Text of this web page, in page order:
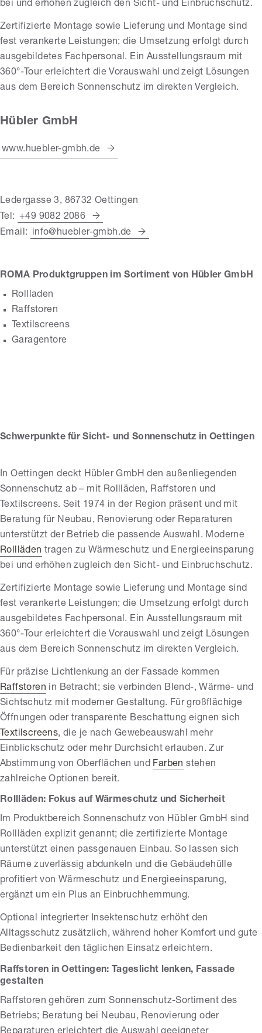
bei und erhöhen zugleich den Sicht- und Einbruchschutz.
Zertifizierte Montage sowie Lieferung und Montage sind
fest verankerte Leistungen; die Umsetzung erfolgt durch
ausgebildetes Fachpersonal. Ein Ausstellungsraum mit
360°-Tour erleichtert die Vorauswahl und zeigt Lösungen
aus dem Bereich Sonnenschutz im direkten Vergleich.
Hübler GmbH
www.huebler-gmbh.de
Ledergasse 3, 86732 Oettingen
Tel: +49 9082 2086
Email:
info@huebler-gmbh.de
ROMA Produktgruppen im Sortiment von Hübler GmbH
Rollladen
Raffstoren
Textilscreens
Garagentore
Schwerpunkte für Sicht- und Sonnenschutz in Oettingen
In Oettingen deckt Hübler GmbH den außenliegenden
Sonnenschutz ab – mit Rollläden, Raffstoren und
Textilscreens. Seit 1974 in der Region präsent und mit
Beratung für Neubau, Renovierung oder Reparaturen
unterstützt der Betrieb die passende Auswahl. Moderne
Rollläden tragen zu Wärmeschutz und Energieeinsparung
bei und erhöhen zugleich den Sicht- und Einbruchschutz.
Zertifizierte Montage sowie Lieferung und Montage sind
fest verankerte Leistungen; die Umsetzung erfolgt durch
ausgebildetes Fachpersonal. Ein Ausstellungsraum mit
360°-Tour erleichtert die Vorauswahl und zeigt Lösungen
aus dem Bereich Sonnenschutz im direkten Vergleich.
Für präzise Lichtlenkung an der Fassade kommen
Raffstoren in Betracht; sie verbinden Blend-, Wärme- und
Sichtschutz mit moderner Gestaltung. Für großflächige
Öffnungen oder transparente Beschattung eignen sich
Textilscreens, die je nach Gewebeauswahl mehr
Einblickschutz oder mehr Durchsicht erlauben. Zur
Abstimmung von Oberflächen und Farben stehen
zahlreiche Optionen bereit.
Rollläden: Fokus auf Wärmeschutz und Sicherheit
Im Produktbereich Sonnenschutz von Hübler GmbH sind
Rollläden explizit genannt; die zertifizierte Montage
unterstützt einen passgenauen Einbau. So lassen sich
Räume zuverlässig abdunkeln und die Gebäudehülle
profitiert von Wärmeschutz und Energieeinsparung,
ergänzt um ein Plus an Einbruchhemmung.
Optional integrierter Insektenschutz erhöht den
Alltagsschutz zusätzlich, während hoher Komfort und gute
Bedienbarkeit den täglichen Einsatz erleichtern.
Raffstoren in Oettingen: Tageslicht lenken, Fassade
gestalten
Raffstoren gehören zum Sonnenschutz-Sortiment des
Betriebs; Beratung bei Neubau, Renovierung oder